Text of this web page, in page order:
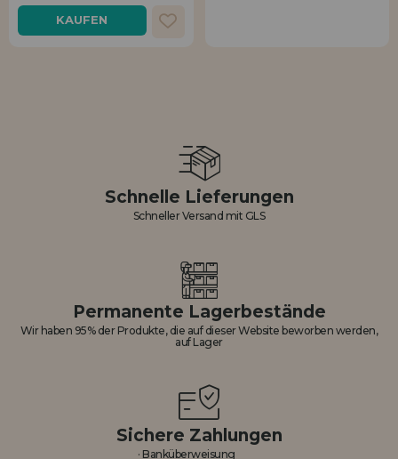
KAUFEN
Schnelle Lieferungen
Schneller Versand mit GLS
Permanente Lagerbestände
Wir haben 95% der Produkte, die auf dieser Website beworben werden,
auf Lager
Sichere Zahlungen
· Banküberweisung